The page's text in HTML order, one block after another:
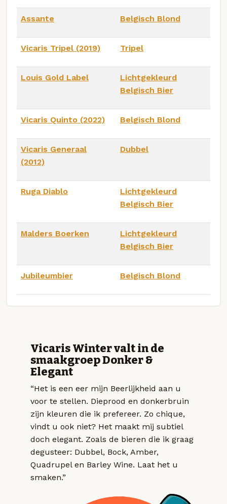
Assante Belgisch Blond
Vicaris Tripel (2019) Tripel
Louis Gold Label
Lichtgekleurd
Belgisch Bier
Vicaris Quinto (2022) Belgisch Blond
Vicaris Generaal
(2012)
Dubbel
Ruga Diablo
Lichtgekleurd
Belgisch Bier
Malders Boerken
Lichtgekleurd
Belgisch Bier
Jubileumbier Belgisch Blond
Vicaris Winter valt in de
smaakgroep Donker &
Elegant
“Het is een eer mijn Beerlijkheid aan u
voor te stellen. Dieprood en donkerbruin
zijn kleuren die ik prefereer. Zo chique,
vindt u ook niet? Het maakt mij subtiel
doch elegant. Zoals de bieren die ik graag
degusteer: Dubbel, Bock, Amber,
Quadrupel en Barley Wine. Laat het u
smaken.”